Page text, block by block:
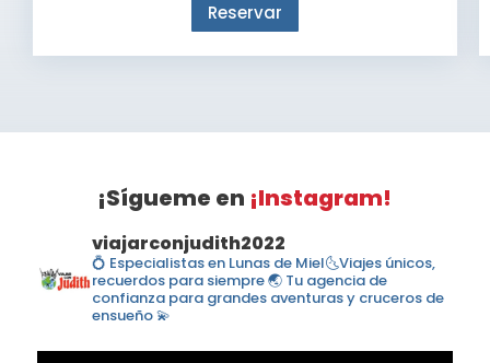
Reservar
¡Sígueme en ¡Instagram!
viajarconjudith2022
💍 Especialistas en Lunas de Miel🌜Viajes únicos,
recuerdos para siempre 🌏 Tu agencia de
confianza para grandes aventuras y cruceros de
ensueño 💫